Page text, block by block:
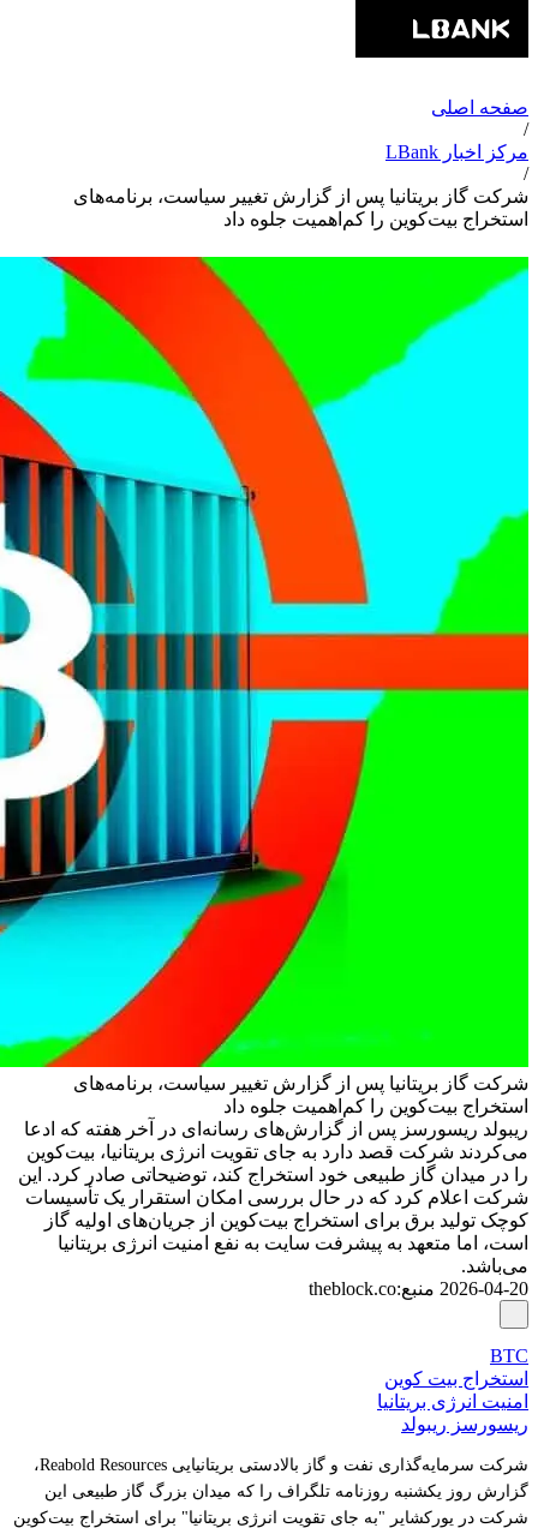
صفحه اصلی
/
مرکز اخبار LBank
/
شرکت گاز بریتانیا پس از گزارش تغییر سیاست، برنامه‌های
استخراج بیت‌کوین را کم‌اهمیت جلوه داد
شرکت گاز بریتانیا پس از گزارش تغییر سیاست، برنامه‌های
استخراج بیت‌کوین را کم‌اهمیت جلوه داد
ریبولد ریسورسز پس از گزارش‌های رسانه‌ای در آخر هفته که ادعا
می‌کردند شرکت قصد دارد به جای تقویت انرژی بریتانیا، بیت‌کوین
را در میدان گاز طبیعی خود استخراج کند، توضیحاتی صادر کرد. این
شرکت اعلام کرد که در حال بررسی امکان استقرار یک تأسیسات
کوچک تولید برق برای استخراج بیت‌کوین از جریان‌های اولیه گاز
است، اما متعهد به پیشرفت سایت به نفع امنیت انرژی بریتانیا
می‌باشد.
2026-04-20 منبع:
theblock.co
BTC
استخراج بیت کوین
امنیت انرژی بریتانیا
ریسورسز ریبولد
شرکت سرمایه‌گذاری نفت و گاز بالادستی بریتانیایی Reabold Resources،
گزارش روز یکشنبه روزنامه تلگراف را که میدان بزرگ گاز طبیعی این
شرکت در یورکشایر "به جای تقویت انرژی بریتانیا" برای استخراج بیت‌کوین